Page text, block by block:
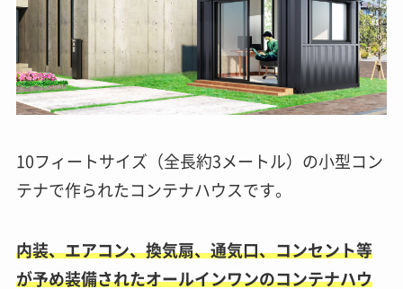
10フィートサイズ（全長約3メートル）の小型コン
テナで作られたコンテナハウスです。
内装、エアコン、換気扇、通気口、コンセント等
が予め装備されたオールインワンのコンテナハウ